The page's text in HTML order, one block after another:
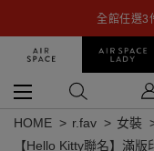
全館任選3
HOME r.fav 女裝
【Hello Kitty聯名】滿